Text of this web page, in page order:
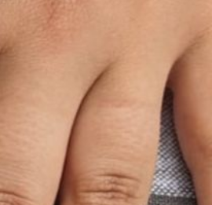
Nieuws
Verhuur